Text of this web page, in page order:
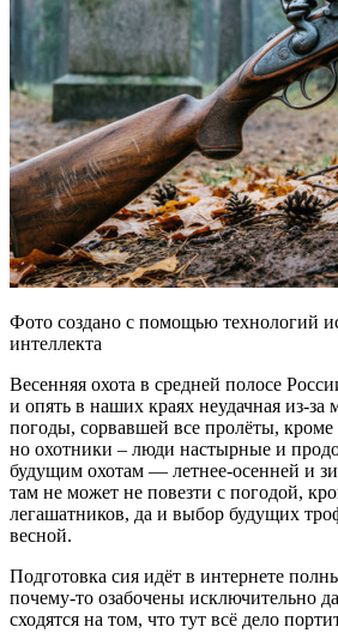
Фото создано с помощью технологий
интеллекта
Весенняя охота в средней полосе
и опять в наших краях неудачная из-за
погоды, сорвавшей все пролёты, кроме
но охотники – люди настырные и
будущим охотам — летнее-осенней и
там не может не повезти с погодой,
легашатников, да и выбор будущих
весной.
Подготовка сия идёт в интернете
почему-то озабочены исключительно
сходятся на том, что тут всё дело